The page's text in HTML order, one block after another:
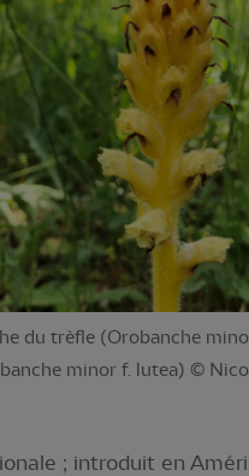
du trèfle (Orobanche
minor f. lutea) ©
; introduit en